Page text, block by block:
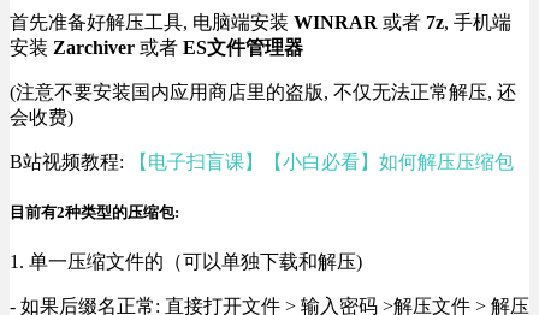
首先准备好解压工具, 电脑端安装 WINRAR 或者 7z, 手机端
安装 Zarchiver 或者 ES文件管理器
(注意不要安装国内应用商店里的盗版, 不仅无法正常解压, 还
会收费)
B站视频教程: 【电子扫盲课】【小白必看】如何解压压缩包
目前有2种类型的压缩包:
1. 单一压缩文件的（可以单独下载和解压)
- 如果后缀名正常: 直接打开文件 > 输入密码 >解压文件 > 解压